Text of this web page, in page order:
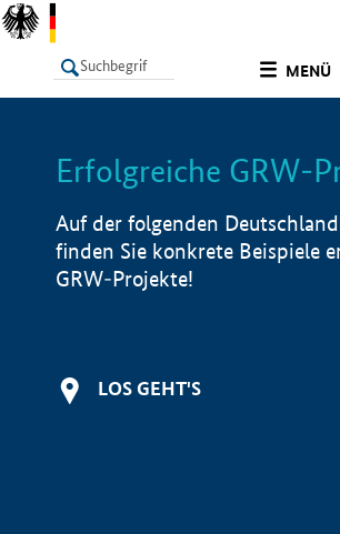
MENÜ
LISTE
Erfolgreiche GRW-
Auf der folgenden
finden Sie konkrete Beispiele
GRW-Projekte!
LOS GEHT'S